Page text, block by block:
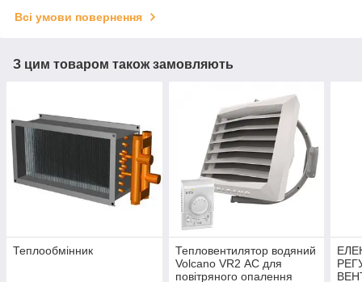
Всі умови повернення
З цим товаром також замовляють
Теплообмінник
Тепловентилятор водяний
Volcano VR2 АС для
повітряного опалення